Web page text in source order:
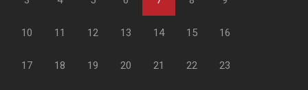
10 11 12 13 14 15 16
17 18 19 20 21 22 23